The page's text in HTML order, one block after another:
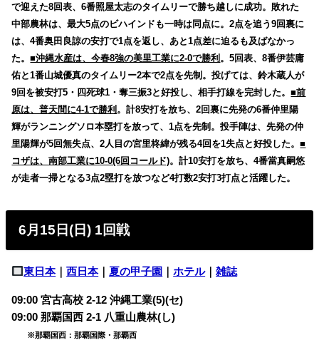
で迎えた8回表、6番照屋太志のタイムリーで勝ち越しに成功。敗れた
中部農林は、最大5点のビハインドも一時は同点に。2点を追う9回裏に
は、4番奥田良諒の安打で1点を返し、あと1点差に迫るも及ばなかっ
た。■沖縄水産は、今春8強の美里工業に2-0で勝利 。5回表、8番伊芸庸
佑と1番山城優真のタイムリー2本で2点を先制。投げては、鈴木蔵人が
9回を被安打5・四死球1・奪三振3と好投し、相手打線を完封した。■前
原は、普天間に4-1で勝利 。計8安打を放ち、2回裏に先発の6番仲里陽
輝がランニングソロ本塁打を放って、1点を先制。投手陣は、先発の仲
里陽輝が5回無失点、2人目の宮里柊緯が残る4回を1失点と好投した。■
コザは、南部工業に10-0(6回コールド)。計10安打を放ち、4番當真嗣悠
が走者一掃となる3点2塁打を放つなど4打数2安打3打点と活躍した。
6月15日(日) 1回戦
東日本｜西日本｜夏の甲子園 ｜ホテル｜雑誌
09:00 宮古高校 2-12 沖縄工業(5)(セ)
09:00 那覇国西 2-1 八重山農林(し)
※那覇国西：那覇国際・那覇西